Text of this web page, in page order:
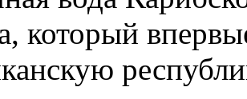
который